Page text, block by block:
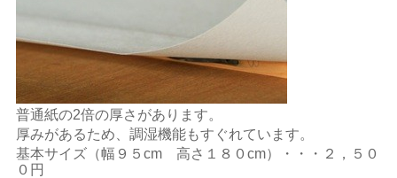
普通紙の2倍の厚さがあります。
厚みがあるため、調湿機能もすぐれています。
基本サイズ（幅９５cm 高さ１８０cm）・・・２，５０
０円